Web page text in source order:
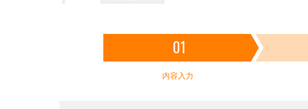
01
内容入力